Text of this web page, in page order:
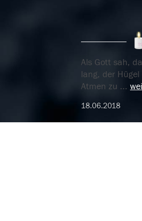
Als Gott sah,
lang, der
Atmen zu ...
18.06.2018